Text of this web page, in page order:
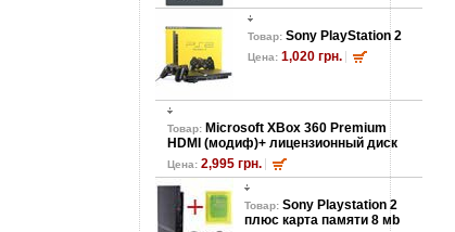
Товар: Sony PlayStation 2
Цена: 1,020 грн.
Товар: Microsoft XBox 360 Premium
HDMI (модиф)+ лицензионный диск
Цена: 2,995 грн.
Товар: Sony Playstation 2
плюс карта памяти 8 мb